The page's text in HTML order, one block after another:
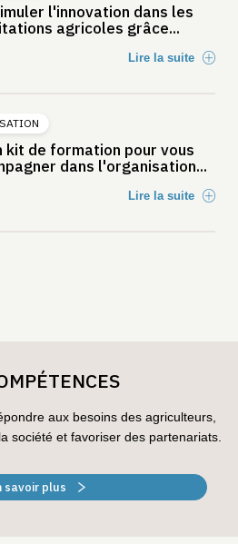
l'innovation dans les
agricoles grâce...
Lire la suite
kit de formation pour vous
dans l'organisation...
Lire la suite
aux besoins des agriculteurs,
société et favoriser des partenariats.
savoir plus